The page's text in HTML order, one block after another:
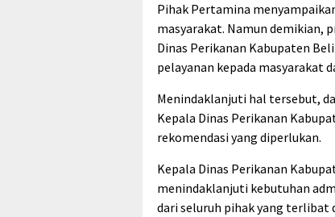
Pihak Pertamina
masyarakat. Namun demikian,
Dinas Perikanan Kabupaten
pelayanan kepada masyarakat
Menindaklanjuti hal tersebut,
Kepala Dinas Perikanan
rekomendasi yang diperlukan.
Kepala Dinas Perikanan
menindaklanjuti kebutuhan
dari seluruh pihak yang terlibat